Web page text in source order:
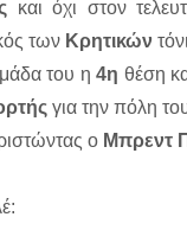
και όχι στον
των Κρητικών
του η4η θέση
για την πόλη
ο Μπρεντ